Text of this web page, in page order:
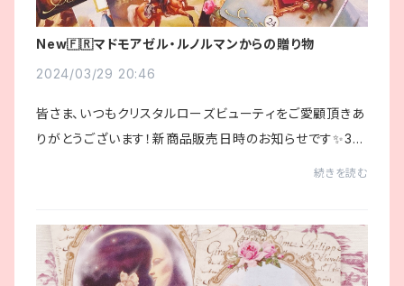
New🇫🇷マドモアゼル・ルノルマンからの贈り物
2024/03/29 20:46
皆さま、いつもクリスタルローズビューティをご愛顧頂きあ
りがとうございます！新商品販売日時のお知らせです✨3/3
続きを読む